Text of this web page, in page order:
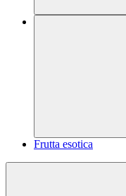
Frutta esotica